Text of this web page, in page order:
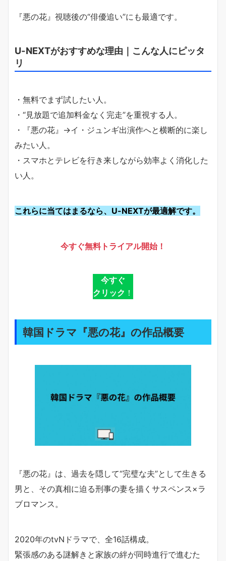
『悪の花』視聴後の“俳優追い”にも最適です。
U-NEXTがおすすめな理由｜こんな人にピッタ
リ
・無料でまず試したい人。
・“見放題で追加料金なく完走”を重視する人。
・『悪の花』→イ・ジュンギ出演作へと横断的に楽し
みたい人。
・スマホとテレビを行き来しながら効率よく消化した
い人。
これらに当てはまるなら、U-NEXTが最適解です。
今すぐ無料トライアル開始！
今すぐ
クリック ！
韓国ドラマ『悪の花』の作品概要
『悪の花』は、過去を隠して“完璧な夫”として生きる
男と、その真相に迫る刑事の妻を描くサスペンス×ラ
ブロマンス。
2020年のtvNドラマで、全16話構成。
緊張感のある謎解きと家族の絆が同時進行で進むた